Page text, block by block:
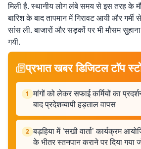
मिली है. स्थानीय लोग लंबे समय से इस तरह के
बारिश के बाद तापमान में गिरावट आयी और गर्मी
सांस ली. बाजारों और सड़कों पर भी मौसम
गयी.
प्रभात खबर डिजिटल टॉप
1 मांगों को लेकर सफाई कर्मियों का
बाद प्रदेशव्यापी हड़ताल वापस
2 बड़हिया में 'सखी वार्ता' कार्यक्रम
के भीतर स्तनपान कराने पर दिया गया